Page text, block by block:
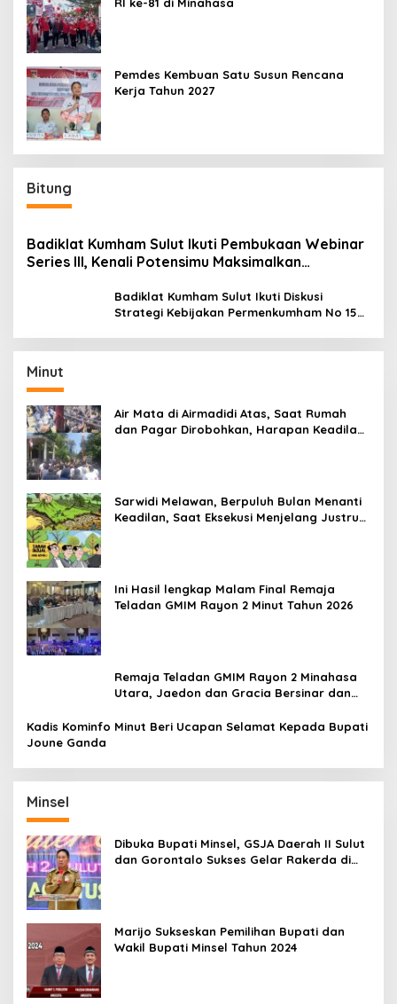
Pemdes Kembuan Satu Susun Rencana
Kerja Tahun 2027
Bitung
Badiklat Kumham Sulut Ikuti Pembukaan Webinar
Series III, Kenali Potensimu Maksimalkan
Badiklat Kumham Sulut Ikuti Diskusi
Strategi Kebijakan Permenkumham No 15
Minut
Air Mata di Airmadidi Atas, Saat Rumah
dan Pagar Dirobohkan, Harapan Keadilan
Sarwidi Melawan, Berpuluh Bulan Menanti
Keadilan, Saat Eksekusi Menjelang Justru
Ini Hasil lengkap Malam Final Remaja
Teladan GMIM Rayon 2 Minut Tahun 2026
Remaja Teladan GMIM Rayon 2 Minahasa
Utara, Jaedon dan Gracia Bersinar dan
Kadis Kominfo Minut Beri Ucapan Selamat Kepada Bupati
Joune Ganda
Minsel
Dibuka Bupati Minsel, GSJA Daerah II Sulut
dan Gorontalo Sukses Gelar Rakerda di
Marijo Sukseskan Pemilihan Bupati dan
Wakil Bupati Minsel Tahun 2024